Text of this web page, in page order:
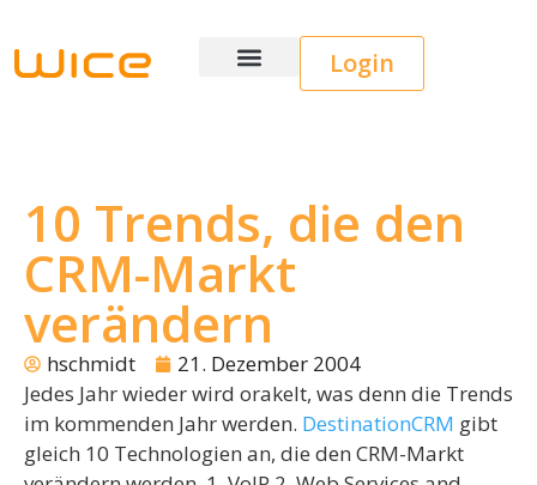
Login
10 Trends, die den
CRM-Markt
verändern
hschmidt
21. Dezember 2004
Jedes Jahr wieder wird orakelt, was denn die Trends
im kommenden Jahr werden. DestinationCRM gibt
gleich 10 Technologien an, die den CRM-Markt